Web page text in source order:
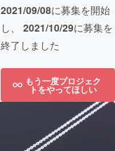
2021/09/08に募集を開始
し、 2021/10/29に募集を
終了しました
もう一度プロジェク
トをやってほしい